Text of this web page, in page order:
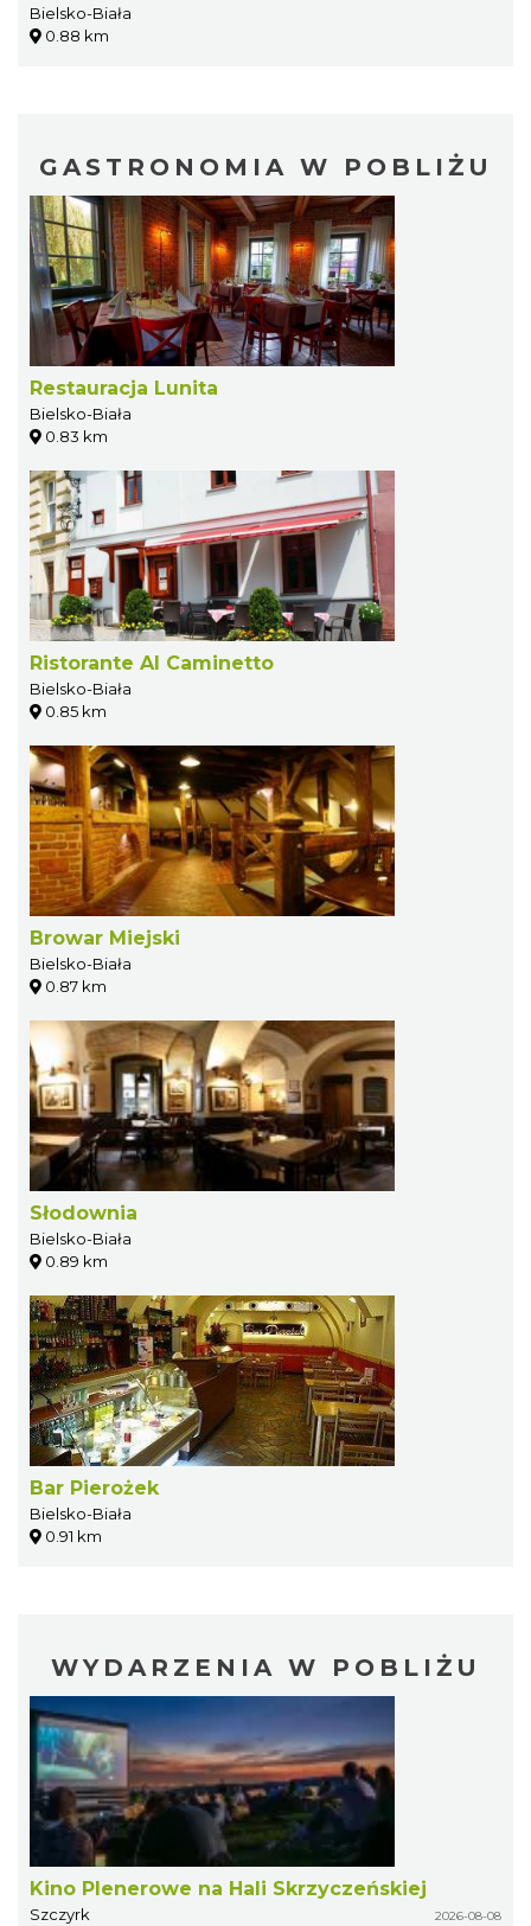
Bielsko-Biała
0.88 km
GASTRONOMIA W POBLIŻU
Restauracja Lunita
Bielsko-Biała
0.83 km
Ristorante Al Caminetto
Bielsko-Biała
0.85 km
Browar Miejski
Bielsko-Biała
0.87 km
Słodownia
Bielsko-Biała
0.89 km
Bar Pierożek
Bielsko-Biała
0.91 km
WYDARZENIA W POBLIŻU
Kino Plenerowe na Hali Skrzyczeńskiej
Szczyrk 2026-08-08